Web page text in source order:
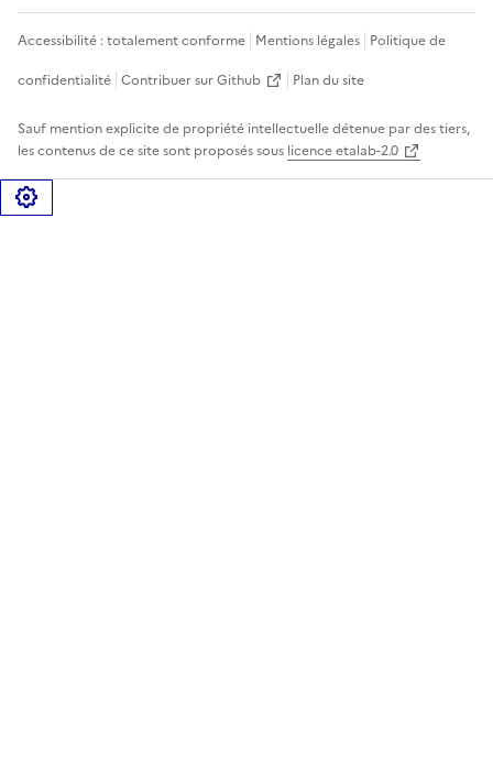
Accessibilité : totalement conforme Mentions légales Politique de
confidentialité Contribuer sur Github Plan du site
Sauf mention explicite de propriété intellectuelle détenue par des tiers,
les contenus de ce site sont proposés sous licence etalab-2.0
Gérer les cookies